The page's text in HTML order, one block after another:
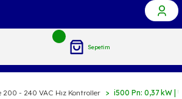
Sepetim
200 - 240 VAC Hız Kontroller i500 Pn: 0,37 kW |